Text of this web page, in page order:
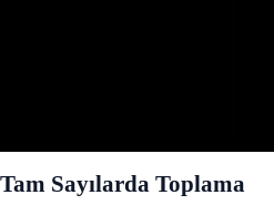
Tam Sayılarda Toplama